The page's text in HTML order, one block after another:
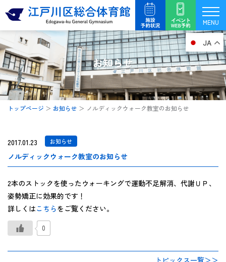
を
ス
キ
ッ
プ
MENU
お知らせ
トップページ ＞ お知らせ ＞ ノルディックウォーク教室のお知らせ
2017.01.23 お知らせ
ノルディックウォーク教室のお知らせ
2本のストックを使ったウォーキングで運動不足解消、代謝ＵＰ、
姿勢矯正に効果的です！
詳しくはこちらをご覧ください。
0
トピックス一覧＞＞
JA